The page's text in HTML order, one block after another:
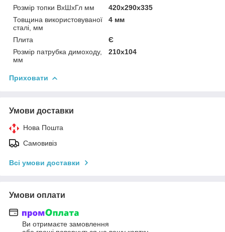
Розмір топки ВхШхГл мм
420х290х335
Товщина використовуваної
сталі, мм
4 мм
Плита
Є
Розмір патрубка димоходу,
мм
210х104
Приховати
Умови доставки
Нова Пошта
Самовивіз
Всі умови доставки
Умови оплати
Ви отримаєте замовлення